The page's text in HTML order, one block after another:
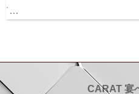
˙…
CARAT 宴